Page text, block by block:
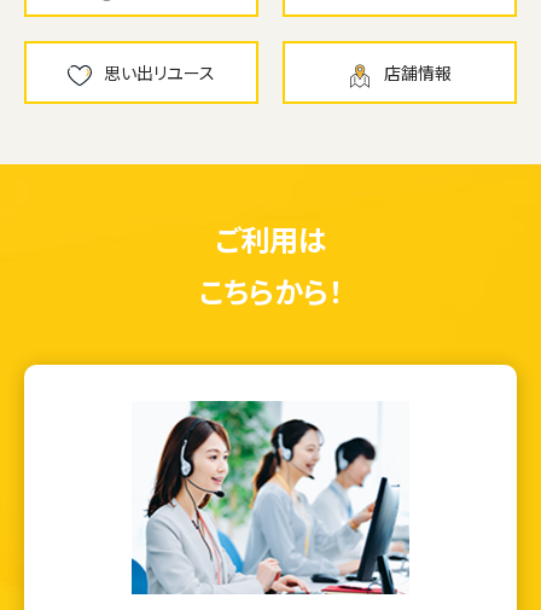
思い出リユース 店舗情報
ご利用は
こちらから！